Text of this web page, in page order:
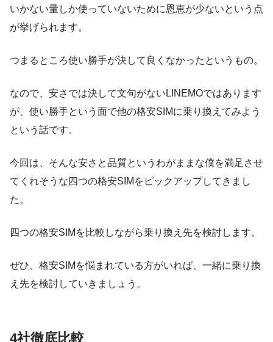
いかない量しか使っていないために恩恵が少ないという点
が挙げられます。
つまるところ使い勝手が決して良くなかったというもの。
なので、安さでは決して文句がないLINEMOではあります
が、使い勝手という面で他の格安SIMに乗り換えてみよう
という話です。
今回は、そんな安さと品質というわがままな僕を満足させ
てくれそうな四つの格安SIMをピックアップしてきまし
た。
四つの格安SIMを比較しながら乗り換え先を検討します。
ぜひ、格安SIMを悩まれている方がいれば、一緒に乗り換
え先を検討していきましょう。
4社徹底比較